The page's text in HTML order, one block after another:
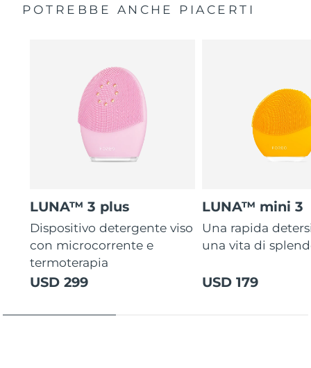
POTREBBE ANCHE PIACERTI
LUNA™ 3 plus
Dispositivo detergente viso
con microcorrente e
termoterapia
USD 299
LUNA™ mini 3
Una rapida
una vita di
USD 179